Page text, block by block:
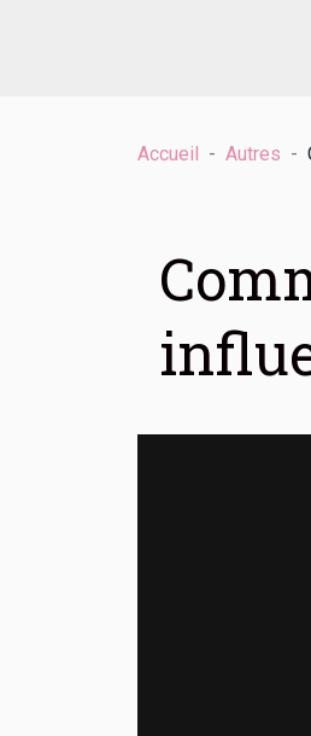
Accueil Autres